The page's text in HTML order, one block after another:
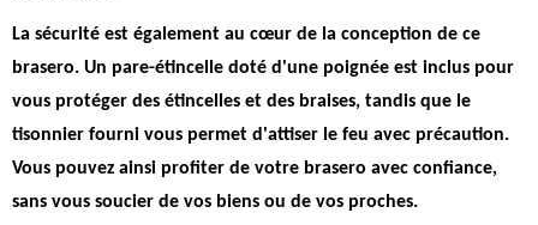
La sécurité est également au cœur de la conception de ce
brasero. Un pare-étincelle doté d'une poignée est inclus pour
vous protéger des étincelles et des braises, tandis que le
tisonnier fourni vous permet d'attiser le feu avec précaution.
Vous pouvez ainsi profiter de votre brasero avec confiance,
sans vous soucier de vos biens ou de vos proches.